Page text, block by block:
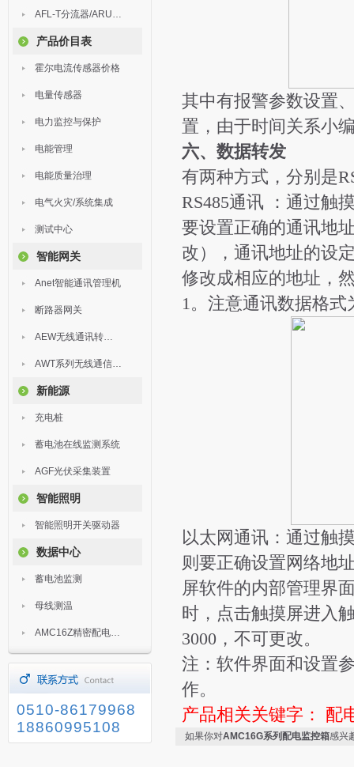
AFL-T分流器/ARU浪涌保护器
产品价目表
霍尔电流传感器价格
电量传感器
电力监控与保护
电能管理
电能质量治理
电气火灾/系统集成
测试中心
智能网关
Anet智能通讯管理机
断路器网关
AEW无线通讯转换器
AWT系列无线通信终端
新能源
充电桩
蓄电池在线监测系统
AGF光伏采集装置
智能照明
智能照明开关驱动器
数据中心
蓄电池监测
母线测温
AMC16Z精密配电监控装置
0510-86179968
18860995108
其中有报警参数设置
置，由于时间关系小
六、数据转发
有两种方式，分别是
RS485通讯 ：通过触
要设置正确的通讯地
改），通讯地址的设
修改成相应的地址，
1。注意通讯数据格式
以太网通讯：通过触
则要正确设置网络地
屏软件的内部管理界
时，点击触摸屏进入
3000，不可更改。
注：软件界面和设置
作。
产品相关关键字： 配
如果你对AMC16G系列配电监控箱感兴